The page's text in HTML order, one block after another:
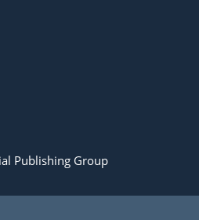
Publishing Group